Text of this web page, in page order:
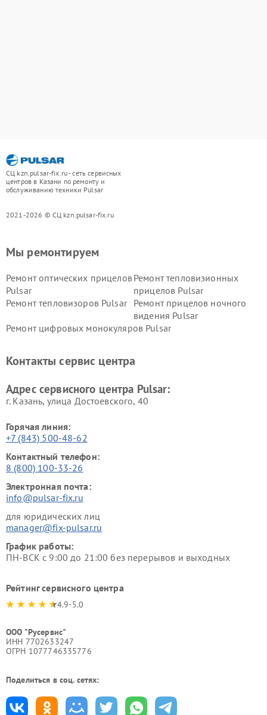
СЦ kzn.pulsar-fix.ru - сеть сервисных
центров в Казани по ремонту и
обслуживанию техники Pulsar
2021-2026 © СЦ kzn.pulsar-fix.ru
Мы ремонтируем
Ремонт оптических прицелов
Pulsar
Ремонт тепловизионных
прицелов Pulsar
Ремонт тепловизоров Pulsar
Ремонт прицелов ночного
видения Pulsar
Ремонт цифровых монокуляров Pulsar
Контакты сервис центра
Адрес сервисного центра Pulsar:
г. Казань, улица Достоевского, 40
Горячая линия:
+7 (843) 500-48-62
Контактный телефон:
8 (800) 100-33-26
Электронная почта:
info@pulsar-fix.ru
для юридических лиц
manager@fix-pulsar.ru
График работы:
ПН-ВСК с 9:00 до 21:00 без перерывов и выходных
Рейтинг сервисного центра
4.9-5.0
ООО "Русервис"
ИНН 7702633247
ОГРН 1077746335776
Поделиться в соц. сетях: